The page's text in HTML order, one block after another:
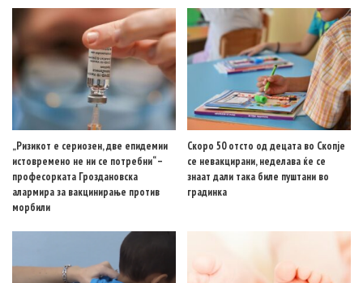
„Ризикот е сериозен, две епидемии
истовремено не ни се потребни“ –
професорката Гроздановска
алармира за вакцинирање против
морбили
Скоро 50 отсто од децата во Скопје
се невакцирани, неделава ќе се
знаат дали така биле пуштани во
градинка